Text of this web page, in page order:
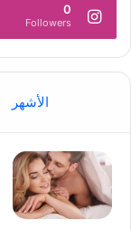
0
Followers
الأشهر